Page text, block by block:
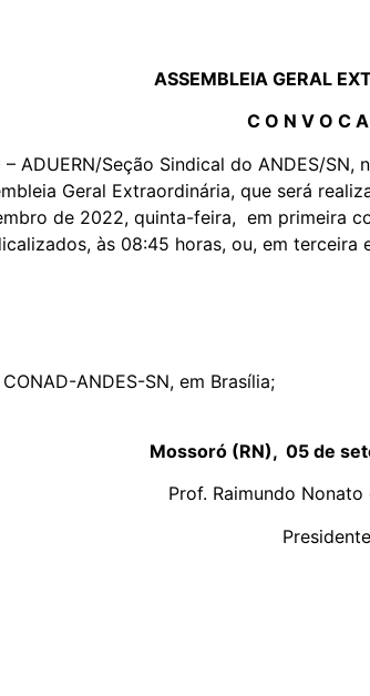
ASSEMBLEIA GERAL
C O N V O C A
ADUERN/Seção Sindical do ANDES/
Geral Extraordinária, que será
de 2022, quinta-feira, em primeira
às 08:45 horas, ou, em
ANDES-SN, em Brasília;
Mossoró (RN), 05 de
Prof. Raimundo
Presidente